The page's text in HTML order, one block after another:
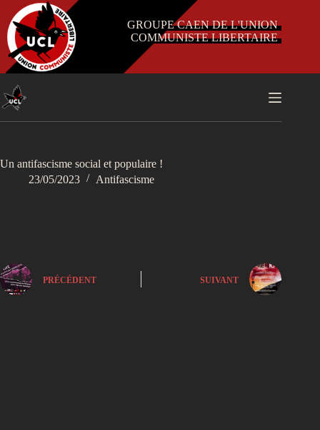
Passer
contenu
GROUPE CAEN DE L'UNION
COMMUNISTE LIBERTAIRE
Un antifascisme social et populaire !
23/05/2023
Antifascisme
PRÉCÉDENT SUIVANT